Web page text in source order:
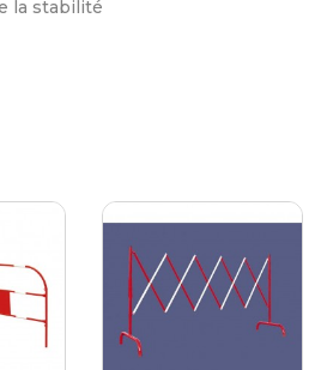
la stabilité